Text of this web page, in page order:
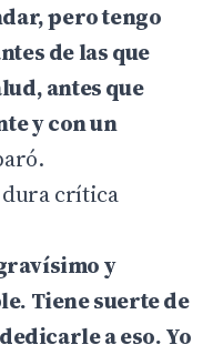
pero tengo
de las que
antes que
y con un
crítica
y
Tiene suerte de
a eso. Yo